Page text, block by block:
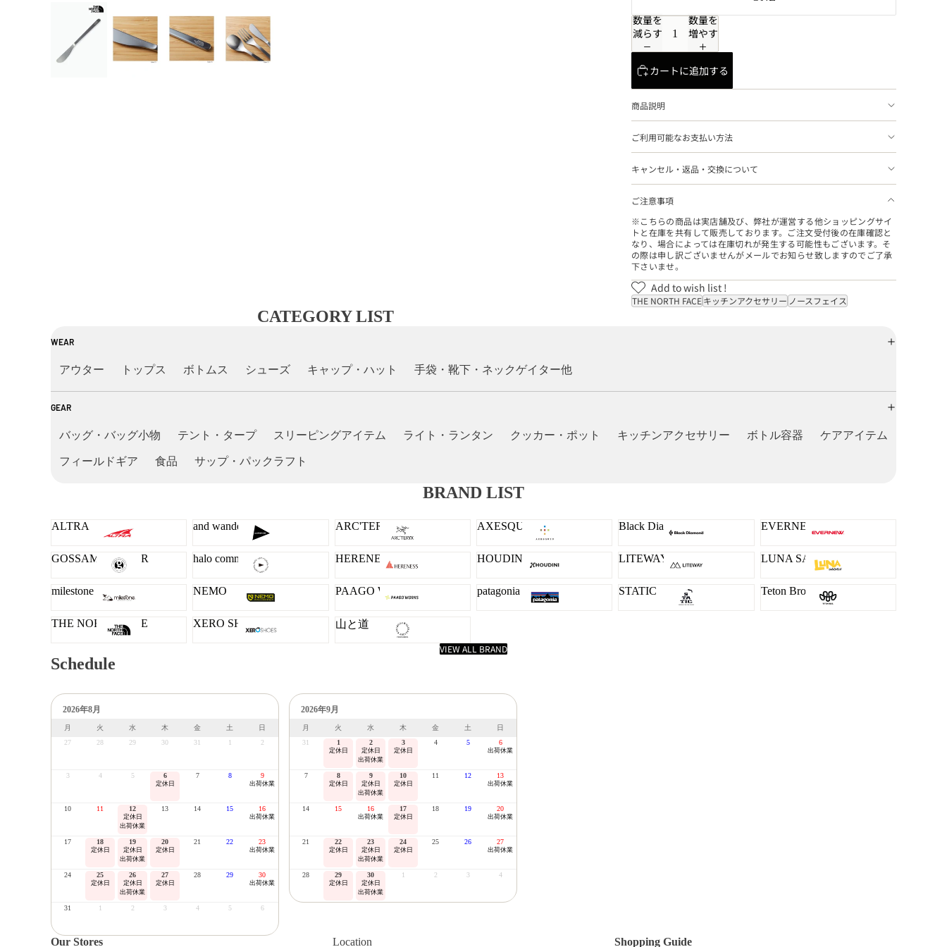
数量を
減らす
数量を
増やす
カートに追加する
商品説明
ご利用可能なお支払い方法
キャンセル・返品・交換について
ご注意事項
※こちらの商品は実店舗及び、弊社が運営する他ショッピングサイ
トと在庫を共有して販売しております。ご注文受付後の在庫確認と
なり、場合によっては在庫切れが発生する可能性もございます。そ
の際は申し訳ございませんがメールでお知らせ致しますのでご了承
下さいませ。
Add to wish list !
THE NORTH FACEキッチンアクセサリー ノースフェイス
CATEGORY LIST
WEAR
アウター トップス ボトムス シューズ キャップ・ハット 手袋・靴下・ネックゲイター他
GEAR
バッグ・バッグ小物 テント・タープ スリーピングアイテム ライト・ランタン クッカー・ポット キッチンアクセサリー ボトル容器 ケアアイテム
フィールドギア 食品 サップ・パックラフト
BRAND LIST
ALTRA and wander ARC'TERYX AXESQUIN Black Diamond EVERNEW
GOSSAMER GEAR halo commodity HERENESS HOUDINI LITEWAY LUNA SANDALS
milestone NEMO PAAGO WORKS patagonia STATIC Teton Bros.
THE NORTH FACE XERO SHOES 山と道
VIEW ALL BRAND
Schedule
2026年8月
月 火 水 木 金 土
日
27
28 29 30 31 1 2
3 4 5 6
定休日
7 8 9
出荷休業
10 11 12
定休日
出荷休業
13 14 15 16
出荷休業
17 18
定休日
19
定休日
出荷休業
20
定休日
21 22 23
出荷休業
24 25
定休日
26
定休日
出荷休業
27
定休日
28 29 30
出荷休業
31 1 2 3 4 5 6
2026年9月
月 火 水 木 金 土
日
31
1
定休日
2
定休日
出荷休業
3
定休日
4 5 6
出荷休業
7 8
定休日
9
定休日
出荷休業
10
定休日
11 12 13
出荷休業
14 15 16
出荷休業
17
定休日
18 19 20
出荷休業
21 22
定休日
23
定休日
出荷休業
24
定休日
25 26 27
出荷休業
28 29
定休日
30
定休日
出荷休業
1 2 3 4
Our Stores Location Shopping Guide